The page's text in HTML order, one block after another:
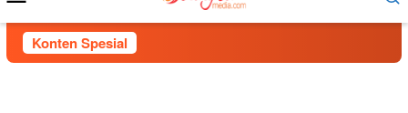
Mobile
Konten Spesial